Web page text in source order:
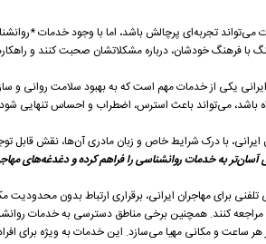
می‌تواند تجربه‌ای پرچالش باشد، اما با وجود خدمات
با فرهنگ خودشان، درباره مشکلاتشان صحبت کنند و
یکی از خدمات مهم است که به بهبود سلامت روانی و
باشد، می‌تواند باعث استرس، اضطراب و احساس تنهایی
با درک شرایط خاص و زبان مادری آن‌ها، نقش قابل
آسان‌تر به خدمات روانشناسی را فراهم کرده و دغدغه‌های
برای مهاجران ایرانی، برقراری ارتباط بدون
کنند. همچنین برخی مناطق دسترسی به خدمات
هر ساعت و مکانی مهیا می‌سازد. این خدمات به ویژه برای